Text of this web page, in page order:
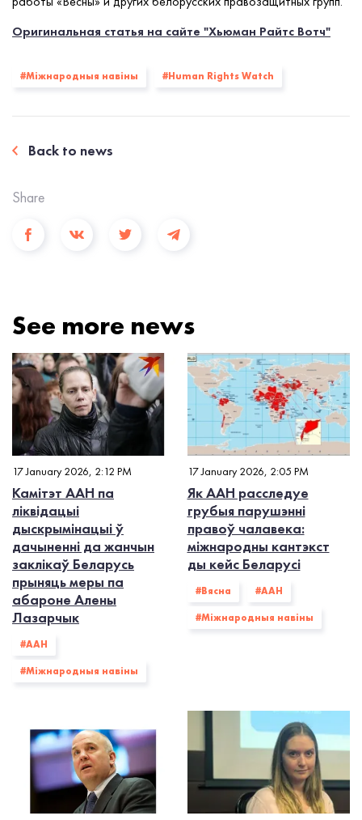
Оригинальная статья на сайте "Хьюман Райтс Вотч"
#Міжнародныя навіны #Human Rights Watch
Back to news
Share
See more news
17 January 2026, 2:12 PM
Камітэт ААН па
ліквідацыі
дыскрымінацыі ў
дачыненні да жанчын
заклікаў Беларусь
прыняць меры па
абароне Алены
Лазарчык
#ААН
#Міжнародныя навіны
17 January 2026, 2:05 PM
Як ААН расследуе
грубыя парушэнні
правоў чалавека:
міжнародны кантэкст
ды кейс Беларусі
#Вясна #ААН
#Міжнародныя навіны